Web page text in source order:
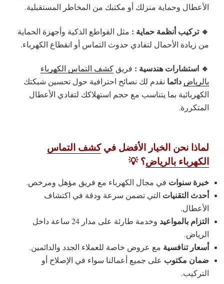
الأعطال وحماية منزلك أو مكتبك من المخاطر المستقبلية.
🔹 تركيب أنظمة حماية : مثل القواطع الذكية وأجهزة الحماية
من زيادة الأحمال لتفادي حدوث التماس أو انقطاع الكهرباء.
🔹 استشارات هندسية : فريق كشف التماس الكهرباء
بالرياض دائما نقدم لك نصائح احترافية حول تحسين شبكتك
الكهربائية بما يتناسب مع حجم استهلاكك لتفادي الأعطال
المتكررة.
لماذا نحن الخيار الأفضل فيكشف التماس
الكهرباء بالرياض؟ 💡
خبرة سنوات في مجال الكهرباء مع فريق مؤهل ومرخص.
أحدث التقنيات التي تضمن سرعة ودقة في اكتشاف
الأعطال.
التزام بالمواعيد
وخدمة طارئة على مدار 24 ساعة داخل
الرياض.
أسعار تنافسية مع عروض خاصة للعملاء الجدد والدائمين.
ضمان مكتوب على جميع أعمالنا سواء في الإصلاح أو
التركيب.